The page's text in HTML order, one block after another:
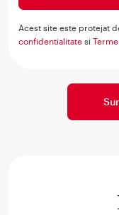
Acest site este protejat
confidentialitate si